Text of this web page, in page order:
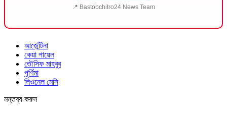
📍 Bastobchitro24 News Team
আর্জেন্টিনা
কেয়া পায়েল
তৌসিফ মাহবুব
পূর্ণিমা
লিওনেল মেসি
মন্তব্য করুন